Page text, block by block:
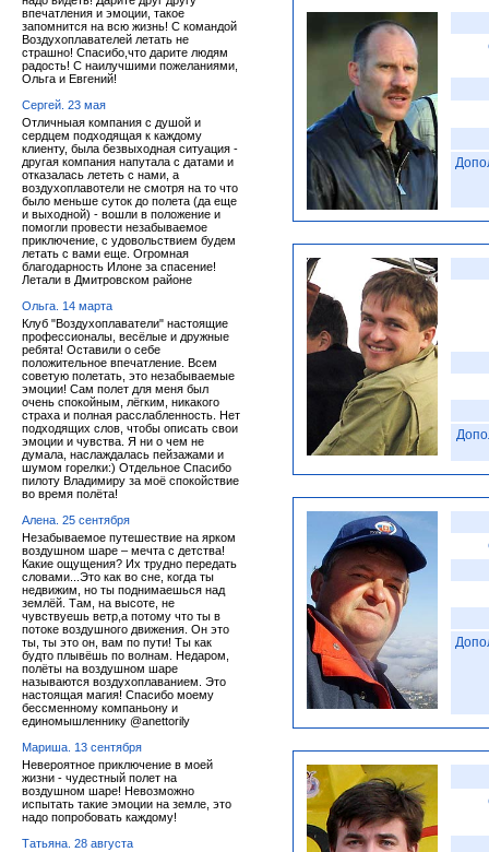
впечатления и эмоции, такое
запомнится на всю жизнь! С командой
Воздухоплавателей летать не
страшно! Спасибо,что дарите людям
радость! С наилучшими пожеланиями,
Ольга и Евгений!
Сергей. 23 мая
Отличныая компания с душой и
сердцем подходящая к каждому
клиенту, была безвыходная ситуация -
другая компания напутала с датами и
отказалась лететь с нами, а
воздухоплавотели не смотря на то что
было меньше суток до полета (да еще
и выходной) - вошли в положение и
помогли провести незабываемое
приключение, с удовольствием будем
летать с вами еще. Огромная
благодарность Илоне за спасение!
Летали в Дмитровском районе
Ольга. 14 марта
Клуб "Воздухоплаватели" настоящие
профессионалы, весёлые и дружные
ребята! Оставили о себе
положительное впечатление. Всем
советую полетать, это незабываемые
эмоции! Сам полет для меня был
очень спокойным, лёгким, никакого
страха и полная расслабленность. Нет
подходящих слов, чтобы описать свои
эмоции и чувства. Я ни о чем не
думала, наслаждалась пейзажами и
шумом горелки:) Отдельное Спасибо
пилоту Владимиру за моё спокойствие
во время полёта!
Алена. 25 сентября
Незабываемое путешествие на ярком
воздушном шаре – мечта с детства!
Какие ощущения? Их трудно передать
словами...Это как во сне, когда ты
недвижим, но ты поднимаешься над
землёй. Там, на высоте, не
чувствуешь ветр,а потому что ты в
потоке воздушного движения. Он это
ты, ты это он, вам по пути! Ты как
будто плывёшь по волнам. Недаром,
полёты на воздушном шаре
называются воздухоплаванием. Это
настоящая магия! Спасибо моему
бессменному компаньону и
единомышленнику @anettorily
Мариша. 13 сентября
Невероятное приключение в моей
жизни - чудестный полет на
воздушном шаре! Невозможно
испытать такие эмоции на земле, это
надо попробовать каждому!
Татьяна. 28 августа